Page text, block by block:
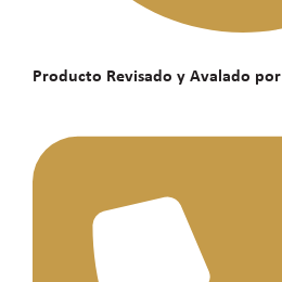
Producto Revisado y Avalado por